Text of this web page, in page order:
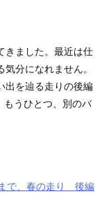
きました。最近は仕
分になれません。
出を辿る走りの後編
もうひとつ、別のバ
で、春の走り 後編